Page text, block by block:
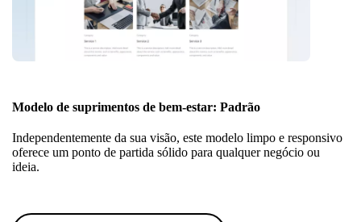
Modelo de suprimentos de bem-estar: Padrão
Independentemente da sua visão, este modelo limpo e responsivo
oferece um ponto de partida sólido para qualquer negócio ou
ideia.